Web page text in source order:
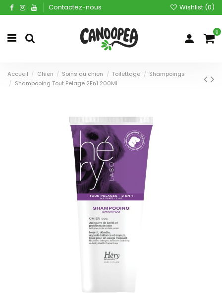
Contactez-nous Wishlist (0)
0
Accueil Chien Soins du chien Toilettage
Shampoings
Shampooing Tout Pelage 2En1 200Ml